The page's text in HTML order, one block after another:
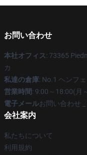
お問い合わせ
本社オフィス: 73365
カ
私達の倉庫: No.1 ヘンフ
営業時間: 9:00～18:00(月
電子メールお問い合わせ
会社案内
私たちについて
利用規約